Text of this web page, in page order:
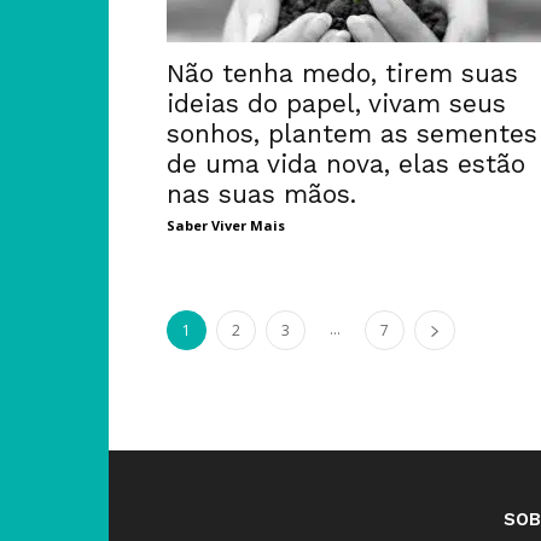
Não tenha medo, tirem suas
ideias do papel, vivam seus
sonhos, plantem as sementes
de uma vida nova, elas estão
nas suas mãos.
Saber Viver Mais
1 2 3 ... 7